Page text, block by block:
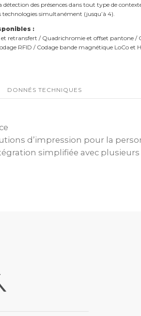
détection des présences dans tout type de
technologies simultanément (jusqu’à 4).
:
retransfert / Quadrichromie et offset pantone /
RFID / Codage bande magnétique LoCo et
DONNÉS TECHNIQUES
d’impression pour la
simplifiée avec